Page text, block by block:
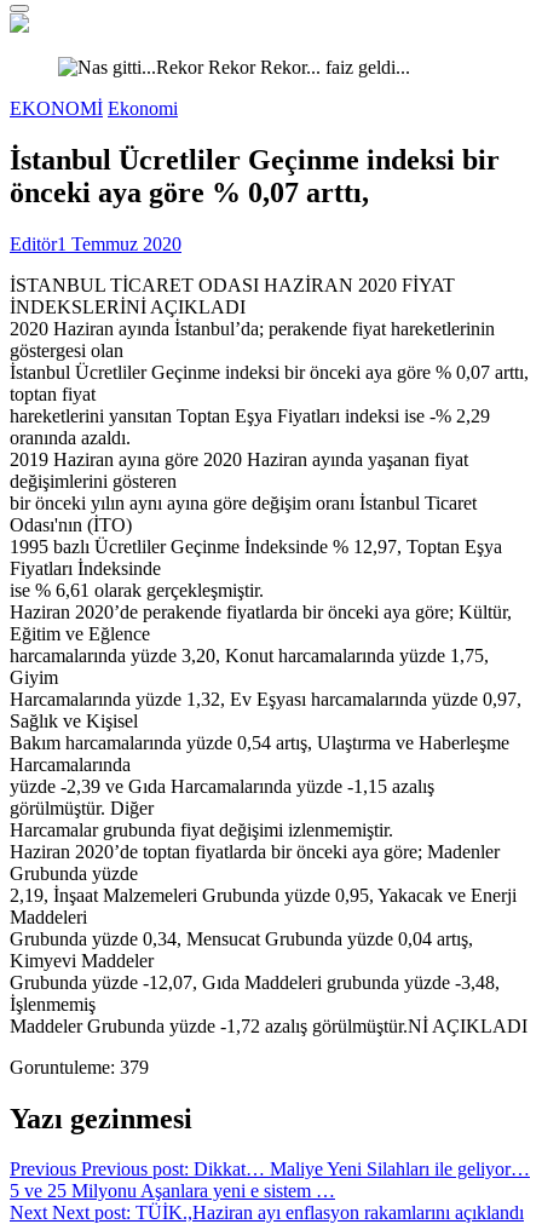
EKONOMİ Ekonomi
İstanbul Ücretliler Geçinme indeksi bir
önceki aya göre % 0,07 arttı,
Editör1 Temmuz 2020
İSTANBUL TİCARET ODASI HAZİRAN 2020 FİYAT
İNDEKSLERİNİ AÇIKLADI
2020 Haziran ayında İstanbul’da; perakende fiyat hareketlerinin
göstergesi olan
İstanbul Ücretliler Geçinme indeksi bir önceki aya göre % 0,07 arttı,
toptan fiyat
hareketlerini yansıtan Toptan Eşya Fiyatları indeksi ise -% 2,29
oranında azaldı.
2019 Haziran ayına göre 2020 Haziran ayında yaşanan fiyat
değişimlerini gösteren
bir önceki yılın aynı ayına göre değişim oranı İstanbul Ticaret
Odası'nın (İTO)
1995 bazlı Ücretliler Geçinme İndeksinde % 12,97, Toptan Eşya
Fiyatları İndeksinde
ise % 6,61 olarak gerçekleşmiştir.
Haziran 2020’de perakende fiyatlarda bir önceki aya göre; Kültür,
Eğitim ve Eğlence
harcamalarında yüzde 3,20, Konut harcamalarında yüzde 1,75,
Giyim
Harcamalarında yüzde 1,32, Ev Eşyası harcamalarında yüzde 0,97,
Sağlık ve Kişisel
Bakım harcamalarında yüzde 0,54 artış, Ulaştırma ve Haberleşme
Harcamalarında
yüzde -2,39 ve Gıda Harcamalarında yüzde -1,15 azalış
görülmüştür. Diğer
Harcamalar grubunda fiyat değişimi izlenmemiştir.
Haziran 2020’de toptan fiyatlarda bir önceki aya göre; Madenler
Grubunda yüzde
2,19, İnşaat Malzemeleri Grubunda yüzde 0,95, Yakacak ve Enerji
Maddeleri
Grubunda yüzde 0,34, Mensucat Grubunda yüzde 0,04 artış,
Kimyevi Maddeler
Grubunda yüzde -12,07, Gıda Maddeleri grubunda yüzde -3,48,
İşlenmemiş
Maddeler Grubunda yüzde -1,72 azalış görülmüştür.Nİ AÇIKLADI
Goruntuleme: 379
Yazı gezinmesi
Previous Previous post: Dikkat… Maliye Yeni Silahları ile geliyor…
5 ve 25 Milyonu Aşanlara yeni e sistem …
Next Next post: TÜİK.,Haziran ayı enflasyon rakamlarını açıklandı